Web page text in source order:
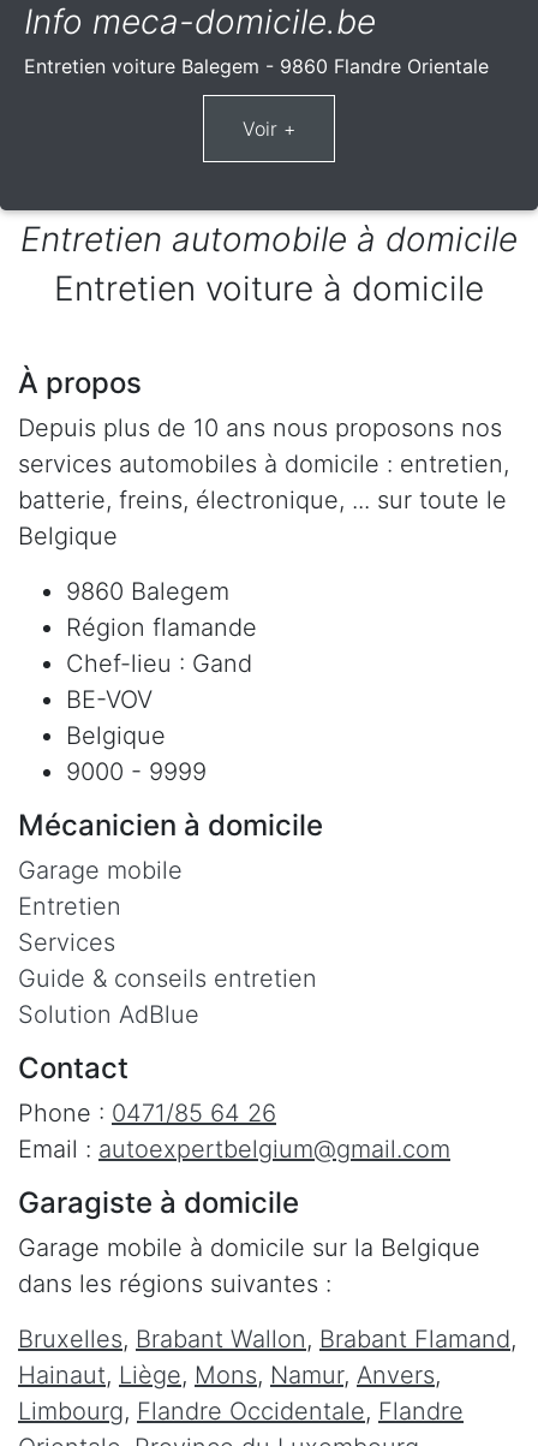
Info meca-domicile.be
Entretien voiture Balegem - 9860 Flandre Orientale
Entretien automobile à domicile
Entretien voiture à domicile
À propos
Depuis plus de 10 ans nous proposons nos
services automobiles à domicile : entretien,
batterie, freins, électronique, ... sur toute le
Belgique
9860 Balegem
Région flamande
Chef-lieu : Gand
BE-VOV
Belgique
9000 - 9999
Mécanicien à domicile
Garage mobile
Entretien
Services
Guide & conseils entretien
Solution AdBlue
Contact
Phone : 0471/85 64 26
Email : autoexpertbelgium@gmail.com
Garagiste à domicile
Garage mobile à domicile sur la Belgique
dans les régions suivantes :
Bruxelles, Brabant Wallon, Brabant Flamand,
Hainaut, Liège, Mons, Namur, Anvers,
Limbourg, Flandre Occidentale, Flandre